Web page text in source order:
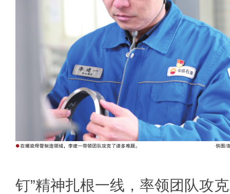
钉”精神扎根一线，率领团队攻